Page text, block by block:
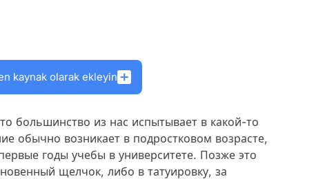
kaynak olarak ekleyin
большинство из нас испытывает в какой-то
обычно возникает в подростковом возрасте,
годы учебы в университете. Позже это
щелчок, либо в татуировку, за